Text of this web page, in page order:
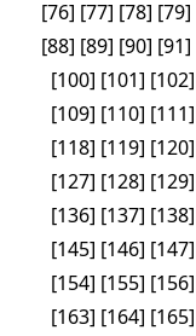
[76] [77] [78] [79]
[88] [89] [90] [91]
[100] [101] [102]
[109] [110] [111]
[118] [119] [120]
[127] [128] [129]
[136] [137] [138]
[145] [146] [147]
[154] [155] [156]
[163] [164] [165]